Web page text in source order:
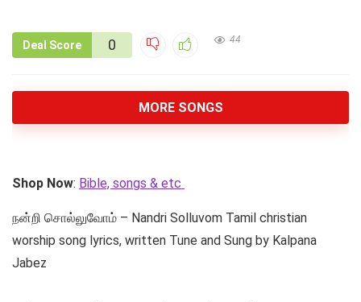
Deal Score 0 44
MORE SONGS
Shop Now: Bible, songs & etc
நன்றி சொல்லுவோம் – Nandri Solluvom Tamil christian
worship song lyrics, written Tune and Sung by Kalpana
Jabez